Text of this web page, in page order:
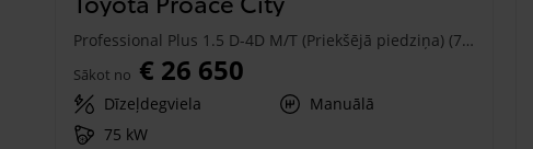
Professional Plus 1.5 D-4D M/T (Priekšējā piedziņa) (75 kW)
Sākot no € 26 650
Dīzeļdegviela
Manuālā
75 kW